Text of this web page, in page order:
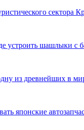
сектора
устроить шашлыки с
из древнейших в
японские